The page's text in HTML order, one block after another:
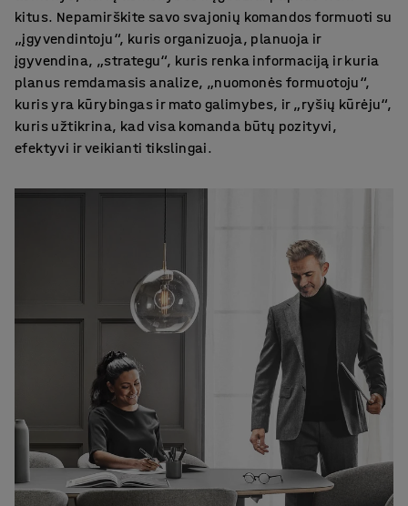
kitus. Nepamirškite savo svajonių komandos formuoti su
„įgyvendintoju“, kuris organizuoja, planuoja ir
įgyvendina, „strategu“, kuris renka informaciją ir kuria
planus remdamasis analize, „nuomonės formuotoju“,
kuris yra kūrybingas ir mato galimybes, ir „ryšių kūrėju“,
kuris užtikrina, kad visa komanda būtų pozityvi,
efektyvi ir veikianti tikslingai.